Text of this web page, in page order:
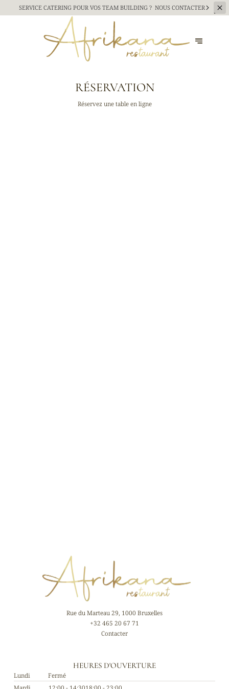
SERVICE CATERINGPOUR VOS TEAM BUILDING ? NOUS CONTACTER
RÉSERVATION
Réservez une table en ligne
Rue du Marteau 29, 1000 Bruxelles
+32 465 20 67 71
Contacter
HEURES D'OUVERTURE
Lundi
Fermé